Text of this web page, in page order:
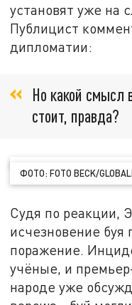
установят уже на
Публицист
дипломатии:
Но какой смысл
стоит, правда?
ФОТО: FOTO BECK/
Судя по реакции,
исчезновение буя
поражение.
учёные, и
народе уже